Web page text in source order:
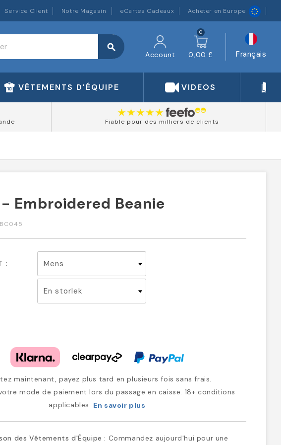
Service Client Notre Magasin eCartes Cadeaux Acheter en Europe
search
Account
0
0,00 £ Français
VÊTEMENTS D'ÉQUIPE VIDEOS
Fiable pour des milliers de clients
- Embroidered Beanie
BC045
:
maintenant, payez plus tard en plusieurs fois sans frais.
mode de paiement lors du passage en caisse. 18+ conditions
applicables. En savoir plus
des Vêtements d'Équipe : Commandez aujourd'hui pour une